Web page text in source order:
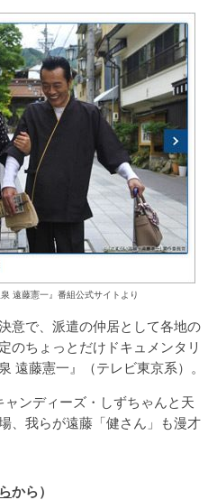
遠藤憲一』番組公式サイトより
意で、派遣の仲居として各地の
のちょっとだけドキュメンタリ
遠藤憲一』（テレビ東京系）。
ンディーズ・しずちゃんと天
、我らが遠藤「健さん」も漫才
から）